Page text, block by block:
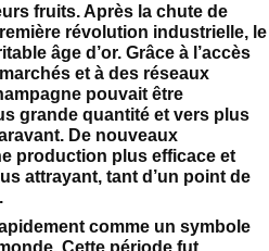
fruits. Après la chute de
révolution industrielle, le
âge d’or. Grâce à l’accès
et à des réseaux
pouvait être
grande quantité et vers plus
De nouveaux
production plus efficace et
attrayant, tant d’un point de
comme un symbole
Cette période fut